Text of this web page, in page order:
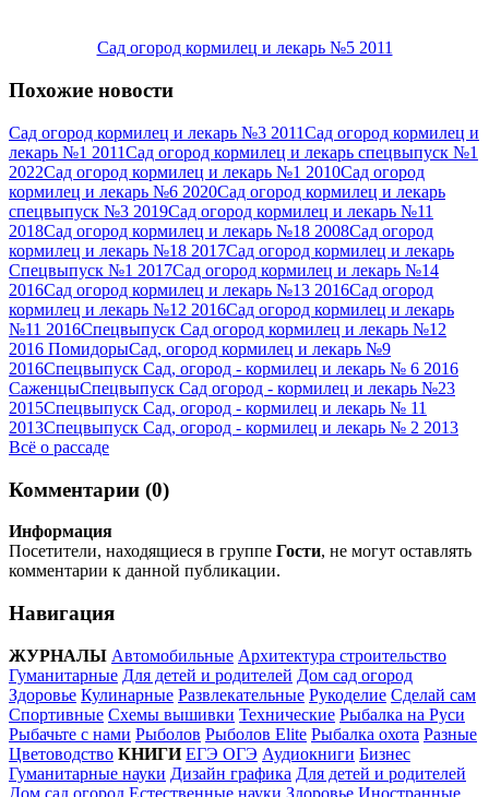
Сад огород кормилец и лекарь №5 2011
Похожие новости
Сад огород кормилец и лекарь №3 2011Сад огород кормилец и
лекарь №1 2011Сад огород кормилец и лекарь cпецвыпуск №1
2022Сад огород кормилец и лекарь №1 2010Сад огород
кормилец и лекарь №6 2020Сад огород кормилец и лекарь
спецвыпуск №3 2019Сад огород кормилец и лекарь №11
2018Сад огород кормилец и лекарь №18 2008Сад огород
кормилец и лекарь №18 2017Сад огород кормилец и лекарь
Спецвыпуск №1 2017Сад огород кормилец и лекарь №14
2016Сад огород кормилец и лекарь №13 2016Сад огород
кормилец и лекарь №12 2016Сад огород кормилец и лекарь
№11 2016Спецвыпуск Сад огород кормилец и лекарь №12
2016 ПомидорыСад, огород кормилец и лекарь №9
2016Спецвыпуск Сад, огород - кормилец и лекарь № 6 2016
СаженцыСпецвыпуск Сад огород - кормилец и лекарь №23
2015Спецвыпуск Сад, огород - кормилец и лекарь № 11
2013Спецвыпуск Сад, огород - кормилец и лекарь № 2 2013
Всё о рассаде
Комментарии (0)
Информация
Посетители, находящиеся в группе Гости, не могут оставлять
комментарии к данной публикации.
Навигация
ЖУРНАЛЫ Автомобильные Архитектура строительство
Гуманитарные Для детей и родителей Дом сад огород
Здоровье Кулинарные Развлекательные Рукоделие Сделай сам
Спортивные Схемы вышивки Технические Рыбалка на Руси
Рыбачьте с нами Рыболов Рыболов Elite Рыбалка охота Разные
Цветоводство КНИГИ ЕГЭ ОГЭ Аудиокниги Бизнес
Гуманитарные науки Дизайн графика Для детей и родителей
Дом сад огород Естественные науки Здоровье Иностранные